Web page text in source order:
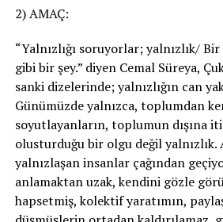
2) AMAÇ:
“Yalnızlığı soruyorlar; yalnızlık/
gibi bir şey.” diyen Cemal Süreya,
sanki dizelerinde; yalnızlığın can
Günümüzde yalnızca, toplumdan
soyutlayanların, toplumun dışına
olusturduğu bir olgu değil yalnızlık.
yalnızlaşan insanlar çağından
anlamaktan uzak, kendini gözle
hapsetmiş, kolektif yaratımın,